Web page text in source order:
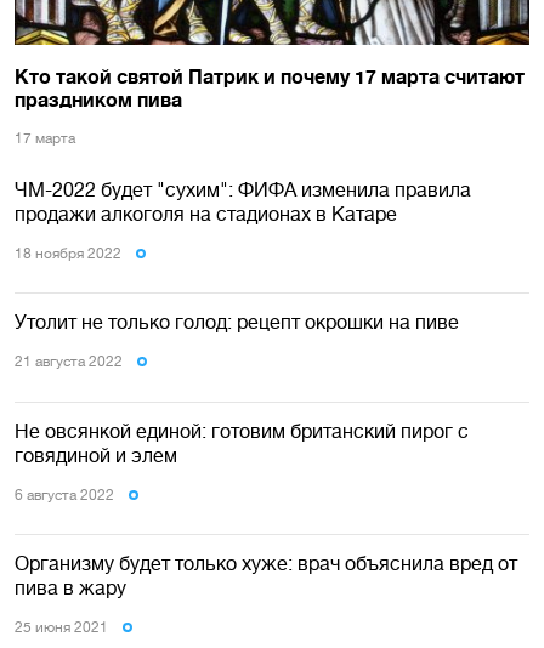
Кто такой святой Патрик и почему 17 марта считают
праздником пива
17 марта
ЧМ-2022 будет "сухим": ФИФА изменила правила
продажи алкоголя на стадионах в Катаре
18 ноября 2022
Утолит не только голод: рецепт окрошки на пиве
21 августа 2022
Не овсянкой единой: готовим британский пирог с
говядиной и элем
6 августа 2022
Организму будет только хуже: врач объяснила вред от
пива в жару
25 июня 2021